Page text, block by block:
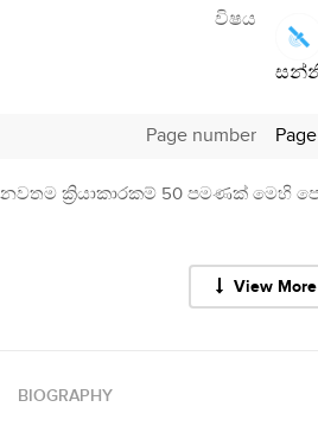
විෂය
Page number
නවතම ක්‍රියාකාරකම් 50 පමණක් මෙහි
View More
BIOGRAPHY